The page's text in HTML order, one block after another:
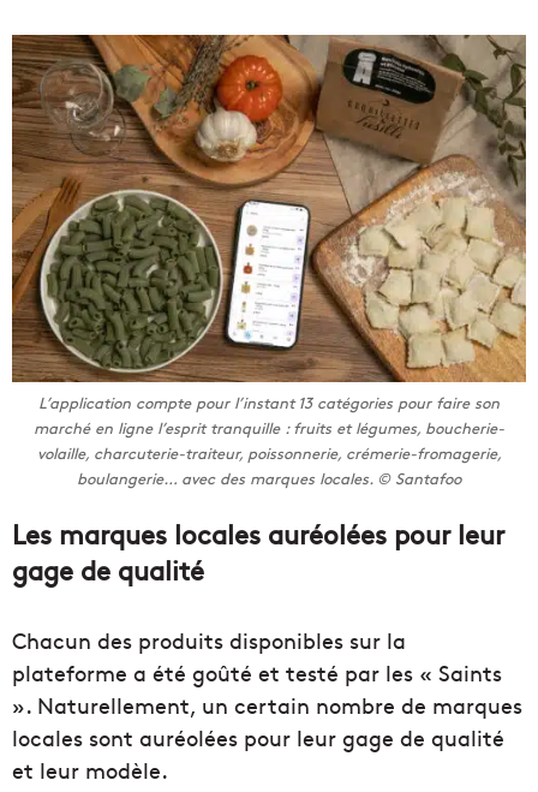
L’application compte pour l’instant 13 catégories pour faire son
marché en ligne l’esprit tranquille : fruits et légumes, boucherie-
volaille, charcuterie-traiteur, poissonnerie, crémerie-fromagerie,
boulangerie… avec des marques locales. © Santafoo
Les marques locales auréolées pour leur
gage de qualité
Chacun des produits disponibles sur la
plateforme a été goûté et testé par les « Saints
». Naturellement, un certain nombre de marques
locales sont auréolées pour leur gage de qualité
et leur modèle.